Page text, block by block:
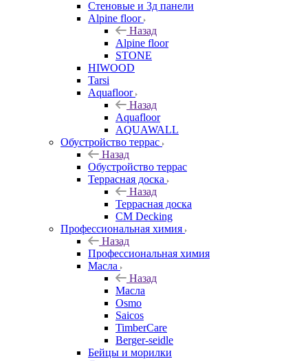
Стеновые и 3д панели
Alpine floor
Назад
Alpine floor
STONE
HIWOOD
Tarsi
Aquafloor
Назад
Aquafloor
AQUAWALL
Обустройство террас
Назад
Обустройство террас
Террасная доска
Назад
Террасная доска
CM Decking
Профессиональная химия
Назад
Профессиональная химия
Масла
Назад
Масла
Osmo
Saicos
TimberCare
Berger-seidle
Бейцы и морилки